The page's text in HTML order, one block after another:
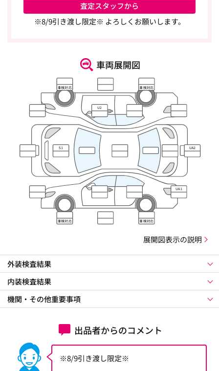
査定スタッフから
※8/9引き渡し限定※ よろしくお願いします。
車両展開図
車検対応 車検対応
U2
S1 UA2
UA1
車検対応 車検対応
展開図表示の説明
外装検査結果
内装検査結果
機関・その他重要事項
出品者からのコメント
※8/9引き渡し限定※